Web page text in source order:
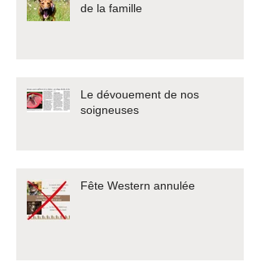
de la famille
Le dévouement de nos
soigneuses
Fête Western annulée